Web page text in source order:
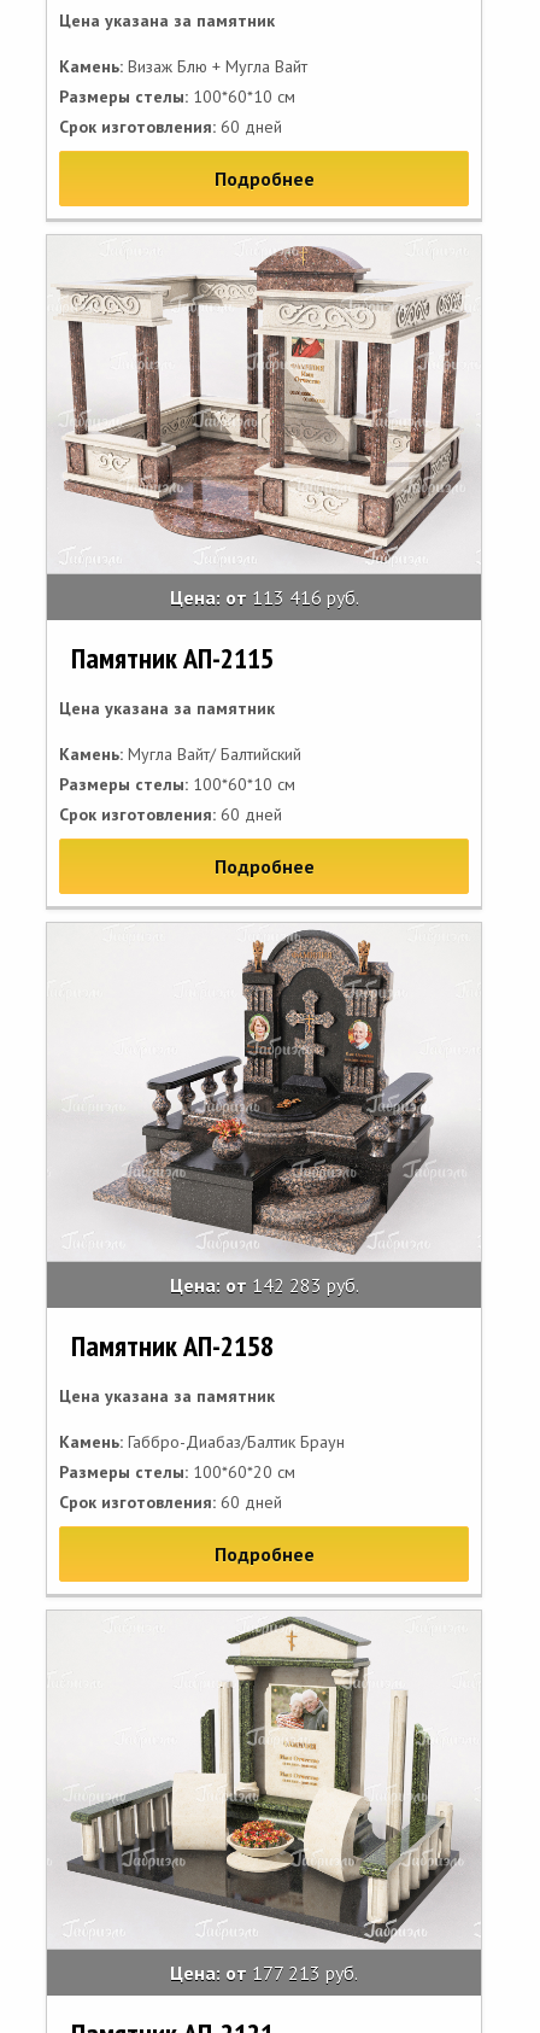
Цена указана за памятник
Камень: Визаж Блю + Мугла Вайт
Размеры стелы: 100*60*10 см
Срок изготовления: 60 дней
Подробнее
Цена: от 113 416 руб.
Памятник АП-2115
Цена указана за памятник
Камень: Мугла Вайт/ Балтийский
Размеры стелы: 100*60*10 см
Срок изготовления: 60 дней
Подробнее
Цена: от 142 283 руб.
Памятник АП-2158
Цена указана за памятник
Камень: Габбро-Диабаз/Балтик Браун
Размеры стелы: 100*60*20 см
Срок изготовления: 60 дней
Подробнее
Цена: от 177 213 руб.